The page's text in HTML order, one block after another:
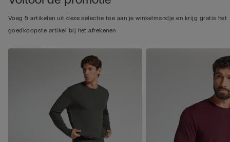
Voeg 5 artikelen uit deze selectie toe aan je winkelmandje en krijg gratis het
goedkoopste artikel bij het afrekenen